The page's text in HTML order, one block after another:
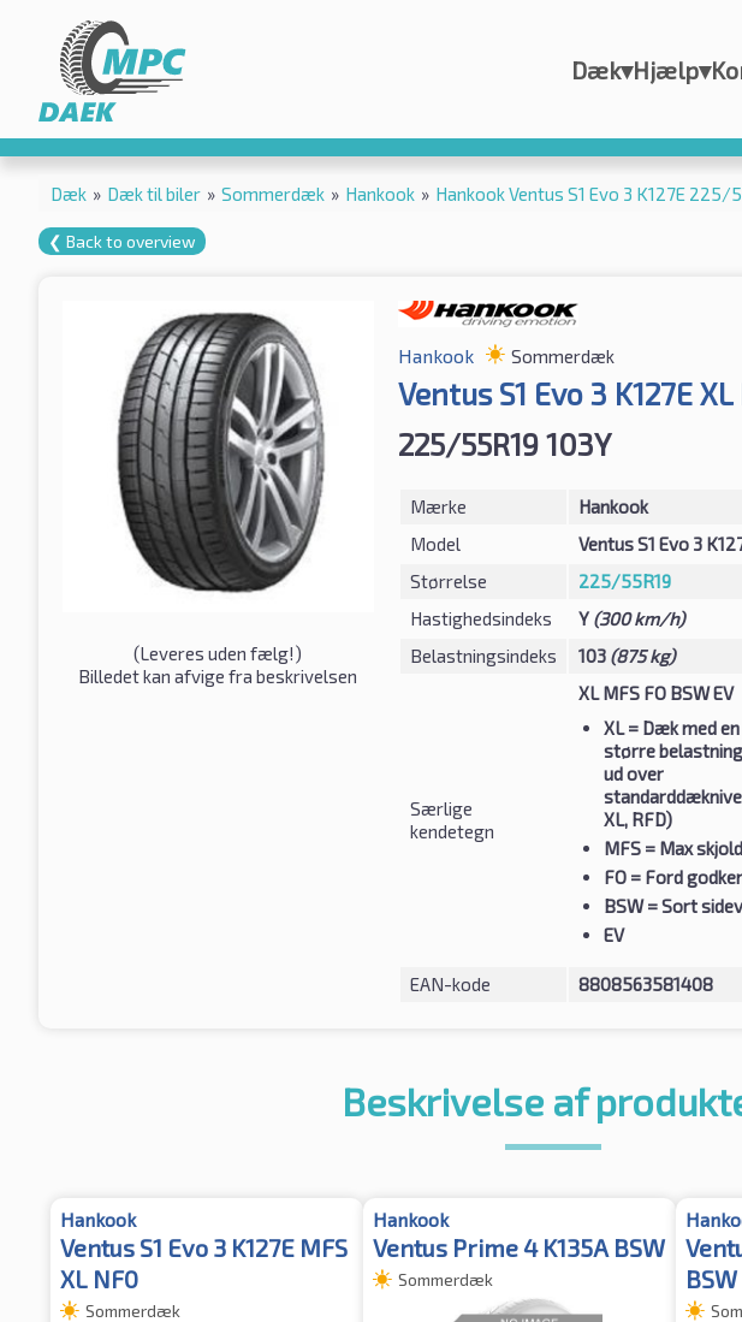
Dæk▾Hjælp▾
Dæk » Dæk til biler » Sommerdæk » Hankook » Hankook Ventus S1 Evo 3 K127E 225/
❮ Back to overview
(Leveres uden fælg!)
Billedet kan afvige fra beskrivelsen
Hankook Sommerdæk
Ventus S1 Evo 3 K127E XL
225/55R19 103Y
Mærke
Hankook
Model
Ventus S1 Evo 3
Størrelse
225/55R19
Hastighedsindeks
Y (300 km/h)
Belastningsindeks
103 (875 kg)
Særlige
kendetegn
XL MFS FO BSW EV
XL= Dæk med
større
ud over
XL, RFD)
MFS= Max skjold
FO= Ford
BSW= Sort
EV
EAN-kode 8808563581408
Beskrivelse af
Hankook
Ventus S1 Evo 3 K127E MFS
XL NF0
Sommerdæk
Hankook
Ventus Prime 4 K135A BSW
Sommerdæk
BSW